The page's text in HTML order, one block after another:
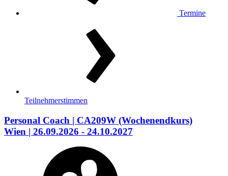
Termine
Teilnehmerstimmen
Personal Coach | CA209W (Wochenendkurs)
Wien | 26.09.2026 - 24.10.2027